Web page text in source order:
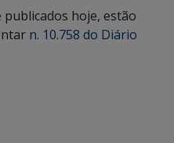
hoje, estão
n. 10.758 do Diário